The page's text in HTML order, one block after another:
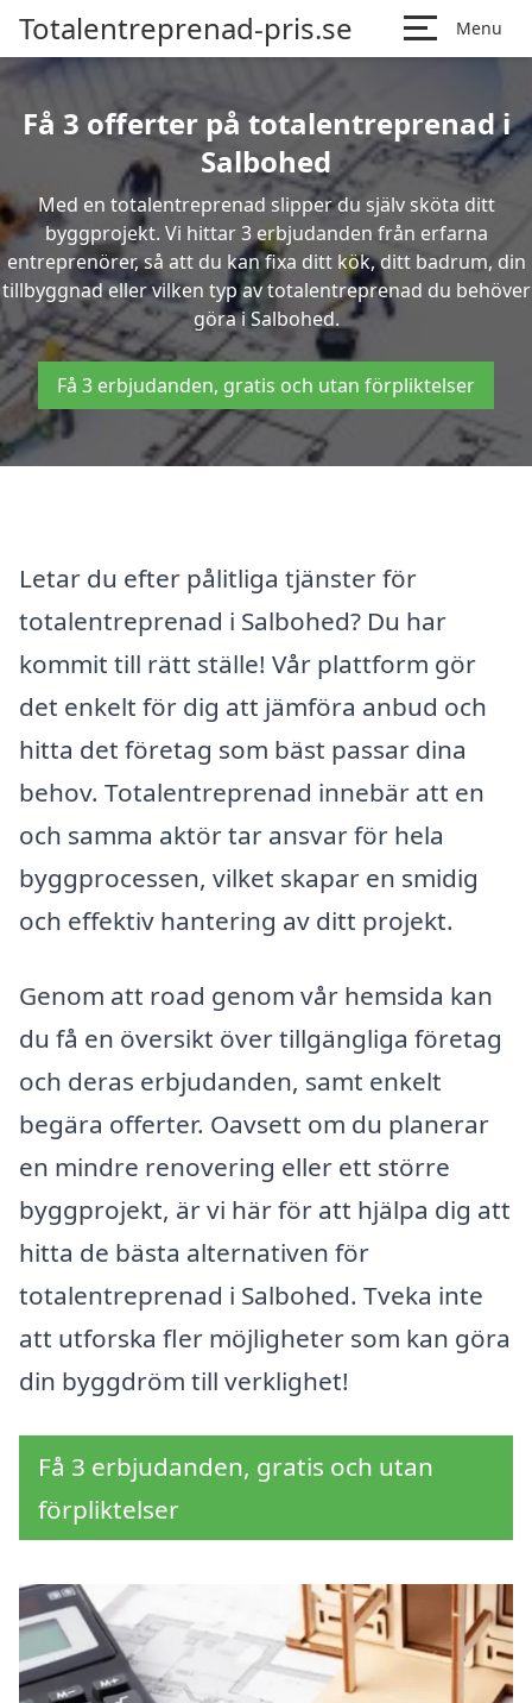
Totalentreprenad-pris.se Menu
Få 3 offerter på totalentreprenad i
Salbohed
Med en totalentreprenad slipper du själv sköta ditt
byggprojekt. Vi hittar 3 erbjudanden från erfarna
entreprenörer, så att du kan fixa ditt kök, ditt badrum, din
tillbyggnad eller vilken typ av totalentreprenad du behöver
göra i Salbohed.
Få 3 erbjudanden, gratis och utan förpliktelser
Letar du efter pålitliga tjänster för
totalentreprenad i Salbohed? Du har
kommit till rätt ställe! Vår plattform gör
det enkelt för dig att jämföra anbud och
hitta det företag som bäst passar dina
behov. Totalentreprenad innebär att en
och samma aktör tar ansvar för hela
byggprocessen, vilket skapar en smidig
och effektiv hantering av ditt projekt.
Genom att road genom vår hemsida kan
du få en översikt över tillgängliga företag
och deras erbjudanden, samt enkelt
begära offerter. Oavsett om du planerar
en mindre renovering eller ett större
byggprojekt, är vi här för att hjälpa dig att
hitta de bästa alternativen för
totalentreprenad i Salbohed. Tveka inte
att utforska fler möjligheter som kan göra
din byggdröm till verklighet!
Få 3 erbjudanden, gratis och utan
förpliktelser